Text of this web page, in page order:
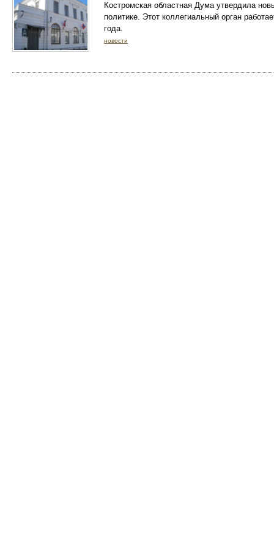
Костромская областная Дума утвердила
политике. Этот коллегиальный орган
года.
новости